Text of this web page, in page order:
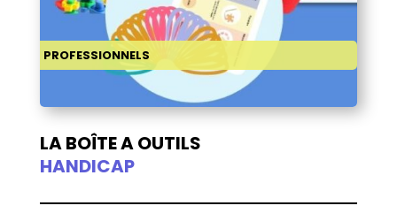
PROFESSIONNELS
LA BOÎTE A OUTILS
HANDICAP